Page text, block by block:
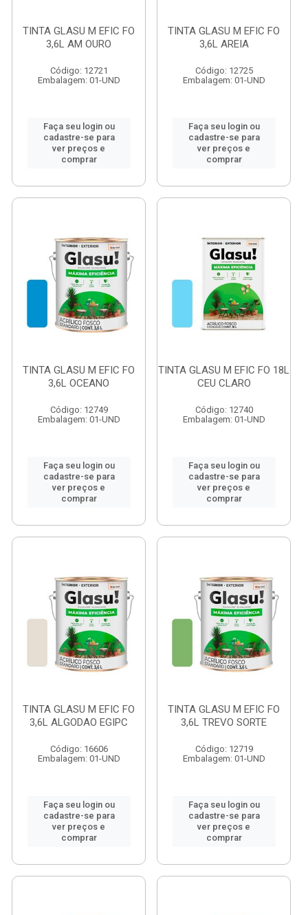
TINTA GLASU M EFIC FO
3,6L AM OURO
Código: 12721
Embalagem: 01-UND
Faça seu login ou
cadastre-se para
ver preços e
comprar
TINTA GLASU M EFIC FO
3,6L AREIA
Código: 12725
Embalagem: 01-UND
Faça seu login ou
cadastre-se para
ver preços e
comprar
TINTA GLASU M EFIC FO
3,6L OCEANO
Código: 12749
Embalagem: 01-UND
Faça seu login ou
cadastre-se para
ver preços e
comprar
TINTA GLASU M EFIC FO 18L
CEU CLARO
Código: 12740
Embalagem: 01-UND
Faça seu login ou
cadastre-se para
ver preços e
comprar
TINTA GLASU M EFIC FO
3,6L ALGODAO EGIPC
Código: 16606
Embalagem: 01-UND
Faça seu login ou
cadastre-se para
ver preços e
comprar
TINTA GLASU M EFIC FO
3,6L TREVO SORTE
Código: 12719
Embalagem: 01-UND
Faça seu login ou
cadastre-se para
ver preços e
comprar